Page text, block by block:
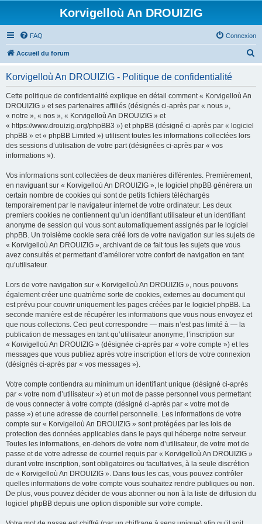
Korvigelloù An DROUIZIG
FAQ Connexion
Accueil du forum
Korvigelloù An DROUIZIG - Politique de confidentialité
Cette politique de confidentialité explique en détail comment « Korvigelloù An
DROUIZIG » et ses partenaires affiliés (désignés ci-après par « nous »,
« notre », « nos », « Korvigelloù An DROUIZIG » et
« https://www.drouizig.org/phpBB3 ») et phpBB (désigné ci-après par « logiciel
phpBB » et « phpBB Limited ») utilisent toutes les informations collectées lors
des sessions d’utilisation de votre part (désignées ci-après par « vos
informations »).
Vos informations sont collectées de deux manières différentes. Premièrement,
en naviguant sur « Korvigelloù An DROUIZIG », le logiciel phpBB génèrera un
certain nombre de cookies qui sont de petits fichiers téléchargés
temporairement par le navigateur internet de votre ordinateur. Les deux
premiers cookies ne contiennent qu’un identifiant utilisateur et un identifiant
anonyme de session qui vous sont automatiquement assignés par le logiciel
phpBB. Un troisième cookie sera créé lors de votre navigation sur les sujets de
« Korvigelloù An DROUIZIG », archivant de ce fait tous les sujets que vous
avez consultés et permettant d’améliorer votre confort de navigation en tant
qu’utilisateur.
Lors de votre navigation sur « Korvigelloù An DROUIZIG », nous pouvons
également créer une quatrième sorte de cookies, externes au document qui
est prévu pour couvrir uniquement les pages créées par le logiciel phpBB. La
seconde manière est de récupérer les informations que vous nous envoyez et
que nous collectons. Ceci peut correspondre — mais n’est pas limité à — la
publication de messages en tant qu’utilisateur anonyme, l’inscription sur
« Korvigelloù An DROUIZIG » (désignée ci-après par « votre compte ») et les
messages que vous publiez après votre inscription et lors de votre connexion
(désignés ci-après par « vos messages »).
Votre compte contiendra au minimum un identifiant unique (désigné ci-après
par « votre nom d’utilisateur ») et un mot de passe personnel vous permettant
de vous connecter à votre compte (désigné ci-après par « votre mot de
passe ») et une adresse de courriel personnelle. Les informations de votre
compte sur « Korvigelloù An DROUIZIG » sont protégées par les lois de
protection des données applicables dans le pays qui héberge notre serveur.
Toutes les informations, en-dehors de votre nom d’utilisateur, de votre mot de
passe et de votre adresse de courriel requis par « Korvigelloù An DROUIZIG »
durant votre inscription, sont obligatoires ou facultatives, à la seule discrétion
de « Korvigelloù An DROUIZIG ». Dans tous les cas, vous pouvez contrôler
quelles informations de votre compte vous souhaitez rendre publiques ou non.
De plus, vous pouvez décider de vous abonner ou non à la liste de diffusion du
logiciel phpBB depuis une option disponible sur votre compte.